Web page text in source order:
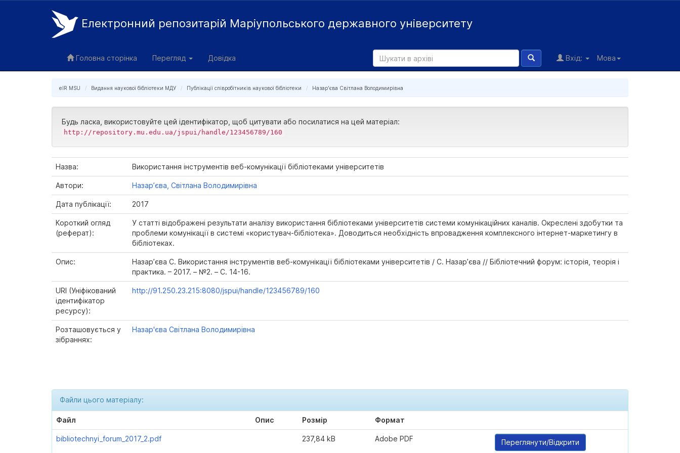
Електронний репозитарій Маріупольського державного університету
Головна сторінка Перегляд Довідка Мова
Вхід:
eIR MSU Видання наукової бібліотеки МДУ Публікації співробітників наукової бібліотеки Назар'єва Світлана Володимирівна
Будь ласка, використовуйте цей ідентифікатор, щоб цитувати або посилатися на цей матеріал:
http://repository.mu.edu.ua/jspui/handle/123456789/160
Назва: Використання інструментів веб-комунікації бібліотеками університетів
Автори: Назар’єва, Світлана Володимирівна
Дата публікації: 2017
Короткий огляд
(реферат):
У статті відображені результати аналізу використання бібліотеками університетів системи комунікаційних каналів. Окреслені здобутки та
проблеми комунікації в системі «користувач-бібліотека». Доводиться необхідність впровадження комплексного інтернет-маркетингу в
бібліотеках.
Опис:
Назар’єва С. Використання інструментів веб-комунікації бібліотеками університетів / С. Назар’єва // Бібліотечний форум: історія, теорія і
практика. – 2017. – №2. – С. 14-16.
URI (Уніфікований
ідентифікатор
ресурсу):
http://91.250.23.215:8080/jspui/handle/123456789/160
Розташовується у
зібраннях:
Назар'єва Світлана Володимирівна
Файли цього матеріалу:
Файл Опис Розмір Формат
bibliotechnyi_forum_2017_2.pdf 237,84 kB Adobe PDF Переглянути/Відкрити